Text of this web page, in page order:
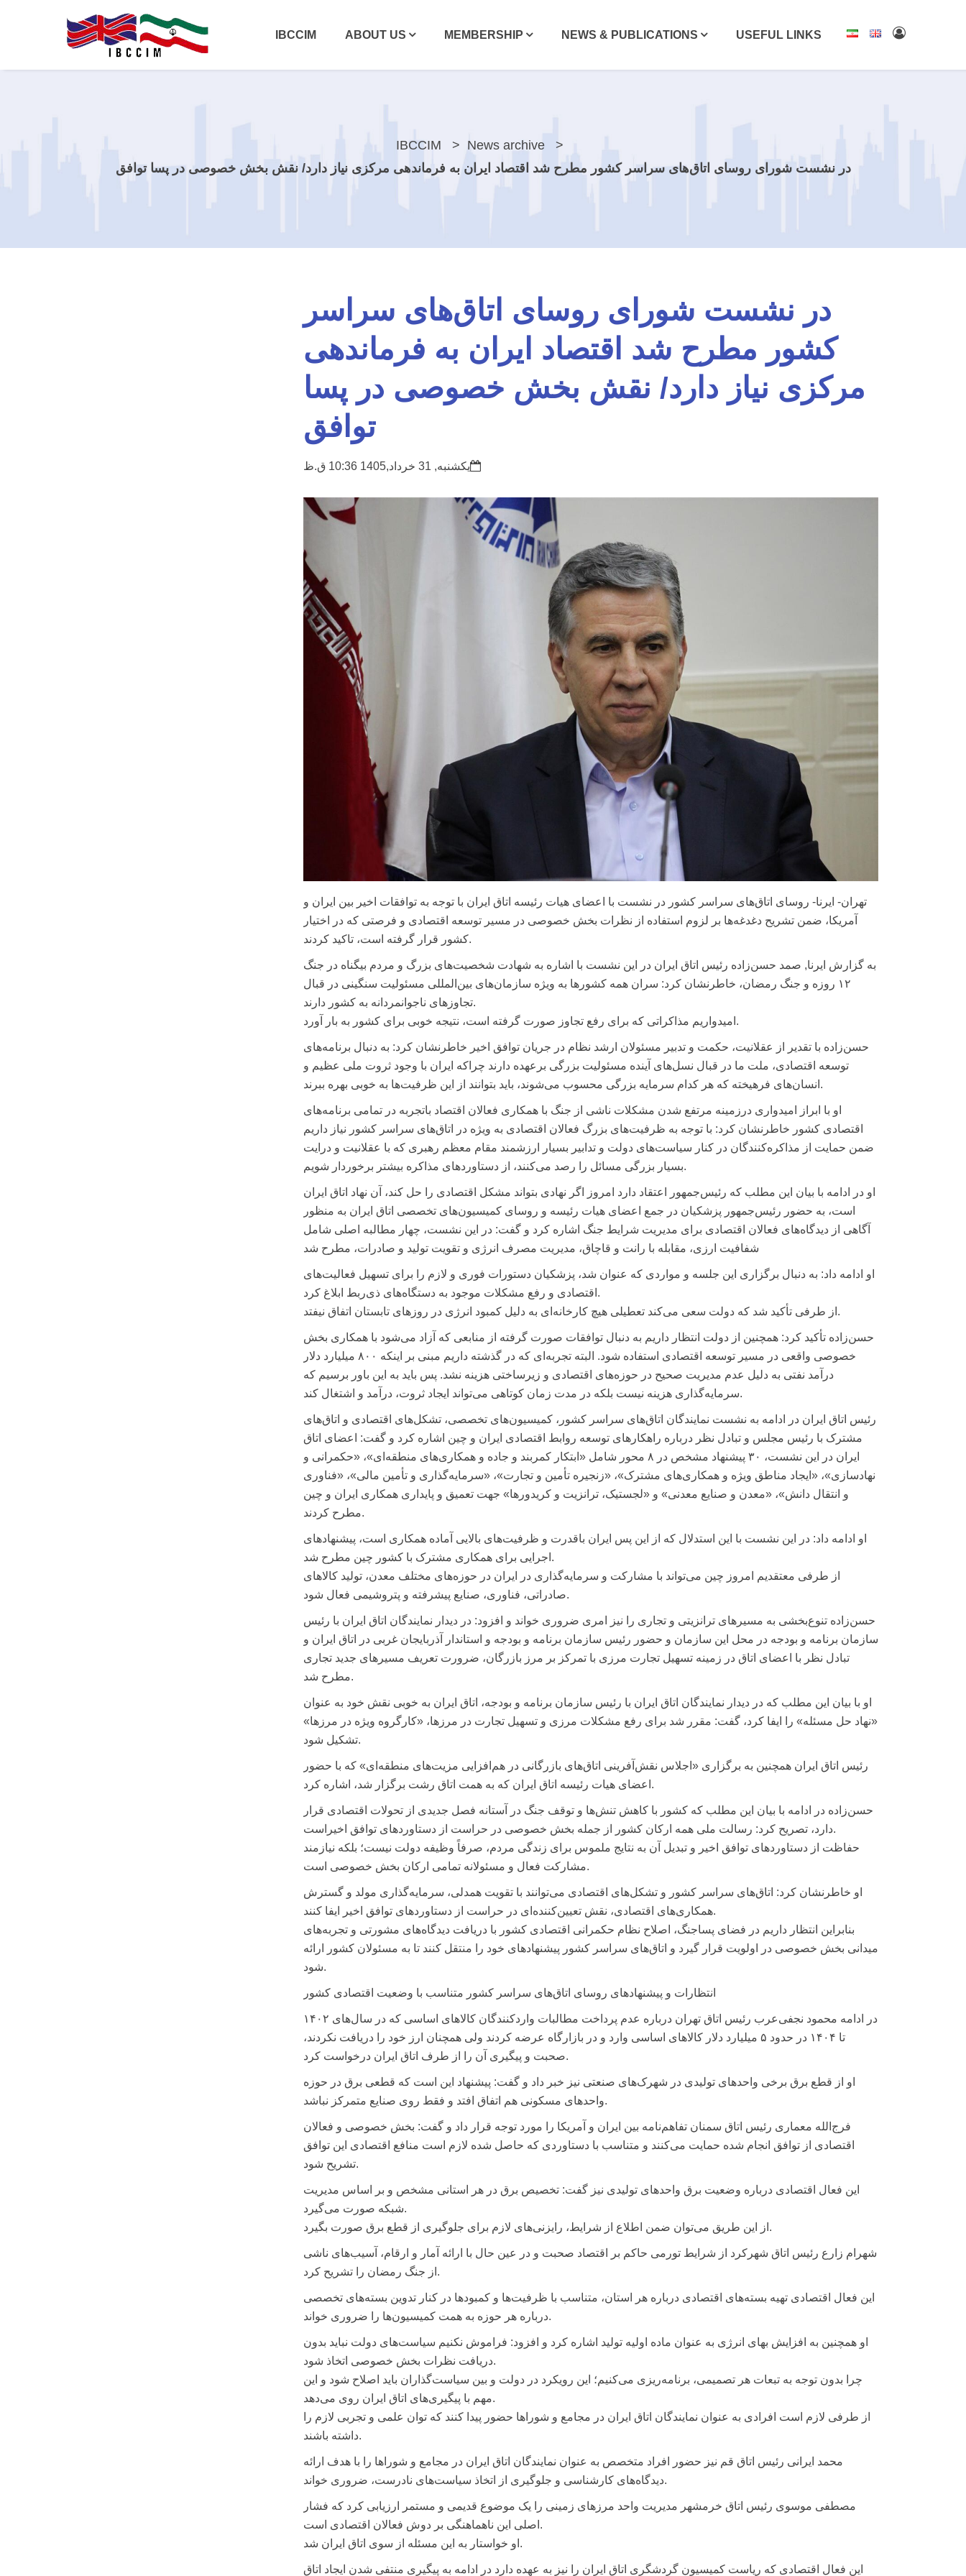
IBCCIM ABOUT US MEMBERSHIP NEWS & PUBLICATIONS USEFUL LINKS
IBCCIM
News archive
در نشست شورای روسای اتاق‌های سراسر کشور مطرح شد اقتصاد ایران به فرماندهی مرکزی نیاز دارد/ نقش بخش خصوصی در پسا توافق
در نشست شورای روسای اتاق‌های سراسر
کشور مطرح شد اقتصاد ایران به فرماندهی
مرکزی نیاز دارد/ نقش بخش خصوصی در پسا
توافق
یکشنبه, 31 خرداد,1405 10:36 ق.ظ
تهران- ایرنا- روسای اتاق‌های سراسر کشور در نشست با اعضای هیات رئیسه اتاق ایران با توجه به توافقات اخیر بین ایران و
آمریکا، ضمن تشریح دغدغه‌ها بر لزوم استفاده از نظرات بخش خصوصی در مسیر توسعه اقتصادی و فرصتی که در اختیار
کشور قرار گرفته است، تاکید کردند.
به گزارش ایرنا, صمد حسن‌زاده رئیس اتاق ایران در این نشست با اشاره به شهادت شخصیت‌های بزرگ و مردم بیگناه در جنگ
۱۲ روزه و جنگ رمضان، خاطرنشان کرد: سران همه کشورها به ویژه سازمان‌های بین‌المللی مسئولیت سنگینی در قبال
تجاوزهای ناجوانمردانه به کشور دارند.
امیدواریم مذاکراتی که برای رفع تجاوز صورت گرفته است، نتیجه خوبی برای کشور به بار آورد.
حسن‌زاده با تقدیر از عقلانیت، حکمت و تدبیر مسئولان ارشد نظام در جریان توافق اخیر خاطرنشان کرد: به دنبال برنامه‌های
توسعه اقتصادی، ملت ما در قبال نسل‌های آینده مسئولیت بزرگی برعهده دارند چراکه ایران با وجود ثروت ملی عظیم و
انسان‌های فرهیخته که هر کدام سرمایه بزرگی محسوب می‌شوند، باید بتوانند از این ظرفیت‌ها به خوبی بهره ببرند.
او با ابراز امیدواری درزمینه مرتفع شدن مشکلات ناشی از جنگ با همکاری فعالان اقتصاد باتجربه در تمامی برنامه‌های
اقتصادی کشور خاطرنشان کرد: با توجه به ظرفیت‌های بزرگ فعالان اقتصادی به ویژه در اتاق‌های سراسر کشور نیاز داریم
ضمن حمایت از مذاکره‌کنندگان در کنار سیاست‌های دولت و تدابیر بسیار ارزشمند مقام معظم رهبری که با عقلانیت و درایت
بسیار بزرگی مسائل را رصد می‌کنند، از دستاوردهای مذاکره بیشتر برخوردار شویم.
او در ادامه با بیان این مطلب که رئیس‌جمهور اعتقاد دارد امروز اگر نهادی بتواند مشکل اقتصادی را حل کند، آن نهاد اتاق ایران
است، به حضور رئیس‌جمهور پزشکیان در جمع اعضای هیات رئیسه و روسای کمیسیون‌های تخصصی اتاق ایران به منظور
آگاهی از دیدگاه‌های فعالان اقتصادی برای مدیریت شرایط جنگ اشاره کرد و گفت: در این نشست، چهار مطالبه اصلی شامل
شفافیت ارزی، مقابله با رانت و قاچاق، مدیریت مصرف انرژی و تقویت تولید و صادرات، مطرح شد
او ادامه داد: به دنبال برگزاری این جلسه و مواردی که عنوان شد، پزشکیان دستورات فوری و لازم را برای تسهیل فعالیت‌های
اقتصادی و رفع مشکلات موجود به دستگاه‌های ذی‌ربط ابلاغ کرد.
از طرفی تأکید شد که دولت سعی می‌کند تعطیلی هیچ کارخانه‌ای به دلیل کمبود انرژی در روزهای تابستان اتفاق نیفتد.
حسن‌زاده تأکید کرد: همچنین از دولت انتظار داریم به دنبال توافقات صورت گرفته از منابعی که آزاد می‌شود با همکاری بخش
خصوصی واقعی در مسیر توسعه اقتصادی استفاده شود. البته تجربه‌ای که در گذشته داریم مبنی بر اینکه ۸۰۰ میلیارد دلار
درآمد نفتی به دلیل عدم مدیریت صحیح در حوزه‌های اقتصادی و زیرساختی هزینه نشد. پس باید به این باور برسیم که
سرمایه‌گذاری هزینه نیست بلکه در مدت زمان کوتاهی می‌تواند ایجاد ثروت، درآمد و اشتغال کند.
رئیس اتاق ایران در ادامه به نشست نمایندگان اتاق‌های سراسر کشور، کمیسیون‌های تخصصی، تشکل‌های اقتصادی و اتاق‌های
مشترک با رئیس مجلس و تبادل نظر درباره راهکارهای توسعه روابط اقتصادی ایران و چین اشاره کرد و گفت: اعضای اتاق
ایران در این نشست، ۳۰ پیشنهاد مشخص در ۸ محور شامل «ابتکار کمربند و جاده و همکاری‌های منطقه‌ای»، «حکمرانی و
نهادسازی»، «ایجاد مناطق ویژه و همکاری‌های مشترک»، «زنجیره تأمین و تجارت»، «سرمایه‌گذاری و تأمین مالی»، «فناوری
و انتقال دانش»، «معدن و صنایع معدنی» و «لجستیک، ترانزیت و کریدورها» جهت تعمیق و پایداری همکاری ایران و چین
مطرح کردند.
او ادامه داد: در این نشست با این استدلال که از این پس ایران باقدرت و ظرفیت‌های بالایی آماده همکاری است، پیشنهادهای
اجرایی برای همکاری مشترک با کشور چین مطرح شد.
از طرفی معتقدیم امروز چین می‌تواند با مشارکت و سرمایه‌گذاری در ایران در حوزه‌های مختلف معدن، تولید کالاهای
صادراتی، فناوری، صنایع پیشرفته و پتروشیمی فعال شود.
حسن‌زاده تنوع‌بخشی به مسیرهای ترانزیتی و تجاری را نیز امری ضروری خواند و افزود: در دیدار نمایندگان اتاق ایران با رئیس
سازمان برنامه و بودجه در محل این سازمان و حضور رئیس سازمان برنامه و بودجه و استاندار آذربایجان غربی در اتاق ایران و
تبادل نظر با اعضای اتاق در زمینه تسهیل تجارت مرزی با تمرکز بر مرز بازرگان، ضرورت تعریف مسیرهای جدید تجاری
مطرح شد.
او با بیان این مطلب که در دیدار نمایندگان اتاق ایران با رئیس سازمان برنامه و بودجه، اتاق ایران به خوبی نقش خود به عنوان
«نهاد حل مسئله» را ایفا کرد، گفت: مقرر شد برای رفع مشکلات مرزی و تسهیل تجارت در مرزها، «کارگروه ویژه در مرزها»
تشکیل شود.
رئیس اتاق ایران همچنین به برگزاری «اجلاس نقش‌آفرینی اتاق‌های بازرگانی در هم‌افزایی مزیت‌های منطقه‌ای» که با حضور
اعضای هیات رئیسه اتاق ایران که به همت اتاق رشت برگزار شد، اشاره کرد.
حسن‌زاده در ادامه با بیان این مطلب که کشور با کاهش تنش‌ها و توقف جنگ در آستانه فصل جدیدی از تحولات اقتصادی قرار
دارد، تصریح کرد: رسالت ملی همه ارکان کشور از جمله بخش خصوصی در حراست از دستاوردهای توافق اخیراست.
حفاظت از دستاوردهای توافق اخیر و تبدیل آن به نتایج ملموس برای زندگی مردم، صرفاً وظیفه دولت نیست؛ بلکه نیازمند
مشارکت فعال و مسئولانه تمامی ارکان بخش خصوصی است.
او خاطرنشان کرد: اتاق‌های سراسر کشور و تشکل‌های اقتصادی می‌توانند با تقویت همدلی، سرمایه‌گذاری مولد و گسترش
همکاری‌های اقتصادی، نقش تعیین‌کننده‌ای در حراست از دستاوردهای توافق اخیر ایفا کنند.
بنابراین انتظار داریم در فضای پساجنگ، اصلاح نظام حکمرانی اقتصادی کشور با دریافت دیدگاه‌های مشورتی و تجربه‌های
میدانی بخش خصوصی در اولویت قرار گیرد و اتاق‌های سراسر کشور پیشنهادهای خود را منتقل کنند تا به مسئولان کشور ارائه
شود.
انتظارات و پیشنهادهای روسای اتاق‌های سراسر کشور متناسب با وضعیت اقتصادی کشور
در ادامه محمود نجفی‌عرب رئیس اتاق تهران درباره عدم پرداخت مطالبات واردکنندگان کالاهای اساسی که در سال‌های ۱۴۰۲
تا ۱۴۰۴ در حدود ۵ میلیارد دلار کالاهای اساسی وارد و در بازارگاه عرضه کردند ولی همچنان ارز خود را دریافت نکردند،
صحبت و پیگیری آن را از طرف اتاق ایران درخواست کرد.
او از قطع برق برخی واحدهای تولیدی در شهرک‌های صنعتی نیز خبر داد و گفت: پیشنهاد این است که قطعی برق در حوزه
واحدهای مسکونی هم اتفاق افتد و فقط روی صنایع متمرکز نباشد.
فرج‌الله معماری رئیس اتاق سمنان تفاهم‌نامه بین ایران و آمریکا را مورد توجه قرار داد و گفت: بخش خصوصی و فعالان
اقتصادی از توافق انجام شده حمایت می‌کنند و متناسب با دستاوردی که حاصل شده لازم است منافع اقتصادی این توافق
تشریح شود.
این فعال اقتصادی درباره وضعیت برق واحدهای تولیدی نیز گفت: تخصیص برق در هر استانی مشخص و بر اساس مدیریت
شبکه صورت می‌گیرد.
از این طریق می‌توان ضمن اطلاع از شرایط، رایزنی‌های لازم برای جلوگیری از قطع برق صورت بگیرد.
شهرام زارع رئیس اتاق شهرکرد از شرایط تورمی حاکم بر اقتصاد صحبت و در عین حال با ارائه آمار و ارقام، آسیب‌های ناشی
از جنگ رمضان را تشریح کرد.
این فعال اقتصادی تهیه بسته‌های اقتصادی درباره هر استان، متناسب با ظرفیت‌ها و کمبودها در کنار تدوین بسته‌های تخصصی
درباره هر حوزه به همت کمیسیون‌ها را ضروری خواند.
او همچنین به افزایش بهای انرژی به عنوان ماده اولیه تولید اشاره کرد و افزود: فراموش نکنیم سیاست‌های دولت نباید بدون
دریافت نظرات بخش خصوصی اتخاذ شود.
چرا بدون توجه به تبعات هر تصمیمی، برنامه‌ریزی می‌کنیم؛ این رویکرد در دولت و بین سیاست‌گذاران باید اصلاح شود و این
مهم با پیگیری‌های اتاق ایران روی می‌دهد.
از طرفی لازم است افرادی به عنوان نمایندگان اتاق ایران در مجامع و شوراها حضور پیدا کنند که توان علمی و تجربی لازم را
داشته باشند.
محمد ایرانی رئیس اتاق قم نیز حضور افراد متخصص به عنوان نمایندگان اتاق ایران در مجامع و شوراها را با هدف ارائه
دیدگاه‌های کارشناسی و جلوگیری از اتخاذ سیاست‌های نادرست، ضروری خواند.
مصطفی موسوی رئیس اتاق خرمشهر مدیریت واحد مرزهای زمینی را یک موضوع قدیمی و مستمر ارزیابی کرد که فشار
اصلی این ناهماهنگی بر دوش فعالان اقتصادی است.
او خواستار به این مسئله از سوی اتاق ایران شد.
این فعال اقتصادی که ریاست کمیسیون گردشگری اتاق ایران را نیز به عهده دارد در ادامه به پیگیری منتفی شدن ایجاد اتاق